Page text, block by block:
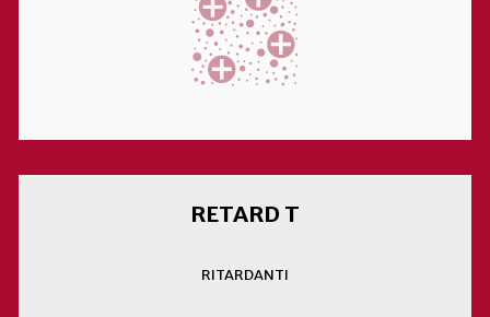
RETARD T
RITARDANTI